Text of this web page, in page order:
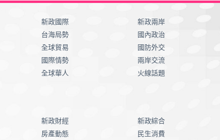
新政國際
台海局勢
全球貿易
國際情勢
全球華人
新政兩岸
國內政治
國防外交
兩岸交流
火線話題
新政財經
房產動態
新政綜合
民生消費